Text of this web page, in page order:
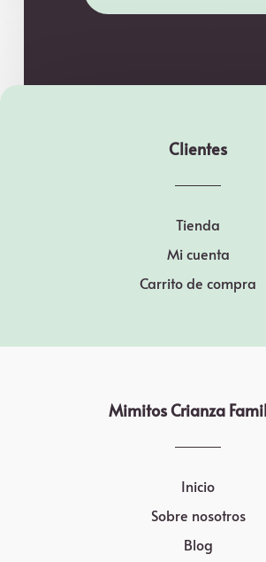
Clientes
Tienda
Mi cuenta
Carrito de compra
Mimitos Crianza
Inicio
Sobre nosotros
Blog